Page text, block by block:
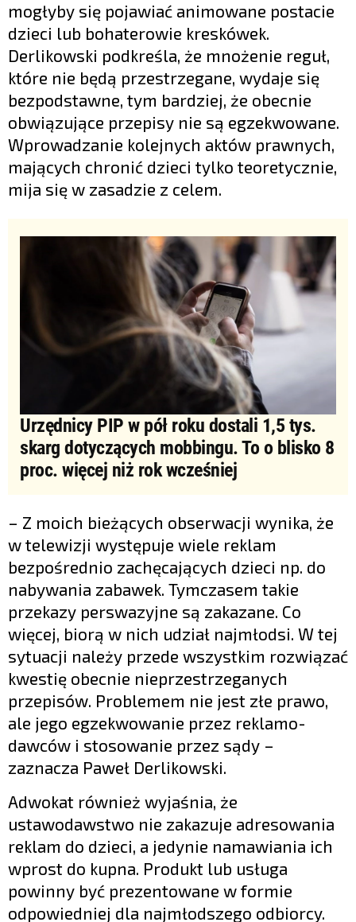
mogłyby się pojawiać animowane postacie
dzieci lub bohaterowie kreskówek.
Derlikowski podkreśla, że mnożenie reguł,
które nie będą przestrzegane, wydaje się
bezpodstawne, tym bardziej, że obecnie
obwiązujące przepisy nie są egzekwowane.
Wprowadzanie kolejnych aktów prawnych,
mających chronić dzieci tylko teoretycznie,
mija się w zasadzie z celem.
Urzędnicy PIP w pół roku dostali 1,5 tys.
skarg dotyczących mobbingu. To o blisko 8
proc. więcej niż rok wcześniej
– Z moich bieżących obserwacji wynika, że
w telewizji występuje wiele reklam
bezpośrednio zachęcających dzieci np. do
nabywania zabawek. Tymczasem takie
przekazy perswazyjne są zakazane. Co
więcej, biorą w nich udział najmłodsi. W tej
sytuacji należy przede wszystkim rozwiązać
kwestię obecnie nieprzestrzeganych
przepisów. Problemem nie jest złe prawo,
ale jego egzekwowanie przez reklamo-
dawców i stosowanie przez sądy –
zaznacza Paweł Derlikowski.
Adwokat również wyjaśnia, że
ustawodawstwo nie zakazuje adresowania
reklam do dzieci, a jedynie namawiania ich
wprost do kupna. Produkt lub usługa
powinny być prezentowane w formie
odpowiedniej dla najmłodszego odbiorcy.